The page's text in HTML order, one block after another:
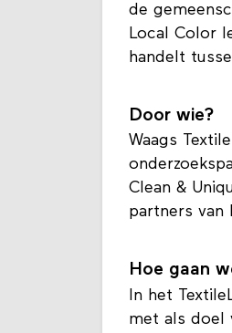
wat ze zijn
de
Local Color
Door wie?
Waags
Clean &
Hoe gaan
In het